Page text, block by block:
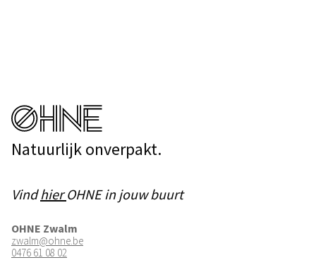
Natuurlijk onverpakt.
VindhierOHNE in jouw buurt
OHNE Zwalm
zwalm@ohne.be
0476 61 08 02